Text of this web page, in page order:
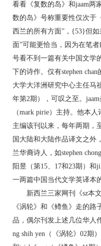
看看《复数的岛》和jaam两
数的岛》号称重要性仅次于
西兰的所有方面”，{53}但
面”可能更恰当，因为在笔
号看不到一篇有关中国文学
下的诗作。仅有stephen
大学大洋洲研究中心主任马
年第2期），可叹之至。
（mark pirie）主持。他本
主编该刊以来，每年两期，
国大陆和大陆作品译文之外
兰华裔诗人，如stephen
阳昱（第15、17和23期）和
一两篇中国当代文学英译本
新西兰三家网刊《sz本文
《涡轮》和《鳟鱼》走的
品，偶尔刊发上述几位华人
ng shih yen（《涡轮》02期